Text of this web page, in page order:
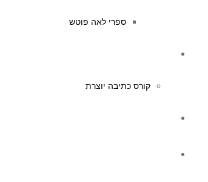
ספרי לאה פוטש
קורס כתיבה יוצרת